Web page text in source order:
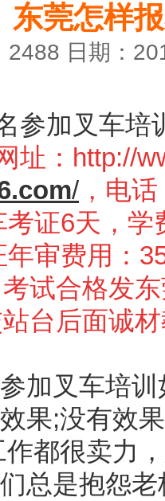
东莞怎样
2488 日期：
参加叉车培
址： http://
/ ，电
证6天，
审费用：
试合格发
台后面诚
加叉车培训
果;没有效
作都很卖力
总是抱怨